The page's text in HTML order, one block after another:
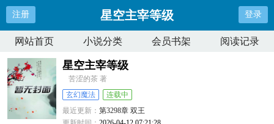
注册 星空主宰等级 登录
网站首页 小说分类 会员书架 阅读记录
星空主宰等级
苦涩的茶 著
玄幻魔法
连载中
最近更新：第3298章 双王